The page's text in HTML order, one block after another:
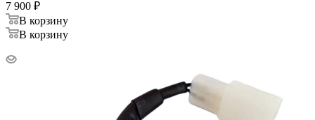
7 900 ₽
В корзину
В корзину